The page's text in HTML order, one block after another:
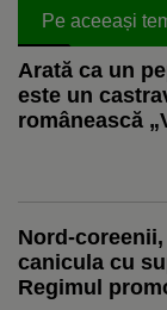
Pe aceeași
Arată ca un
este un
românească
Nord-
canicula cu
Regimul